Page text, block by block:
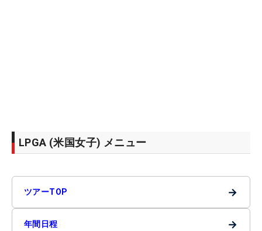
LPGA (米国女子) メニュー
ツアーTOP →
年間日程 →